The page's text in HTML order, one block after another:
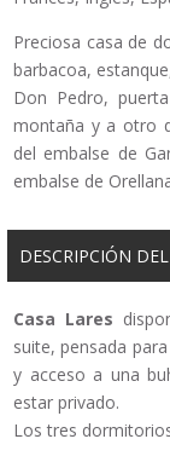
Preciosa casa de
barbacoa,
Don Pedro,
montaña y a otro
del embalse de
embalse de
DESCRIPCIÓN
Casa Lares
suite, pensada
y acceso a una
estar privado.
Los tres